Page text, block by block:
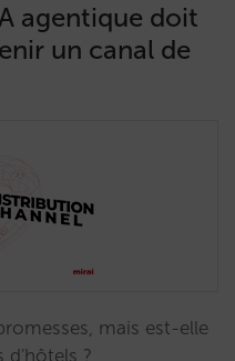
agentique doit
un canal de
mais est-elle
d'hôtels ?